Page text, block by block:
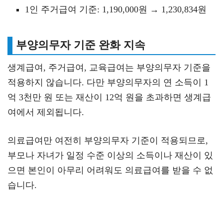
1인 주거급여 기준: 1,190,000원 → 1,230,834원
부양의무자 기준 완화 지속
생계급여, 주거급여, 교육급여는 부양의무자 기준을
적용하지 않습니다. 다만 부양의무자의 연 소득이 1
억 3천만 원 또는 재산이 12억 원을 초과하면 생계급
여에서 제외됩니다.
의료급여만 여전히 부양의무자 기준이 적용되므로,
부모나 자녀가 일정 수준 이상의 소득이나 재산이 있
으면 본인이 아무리 어려워도 의료급여를 받을 수 없
습니다.